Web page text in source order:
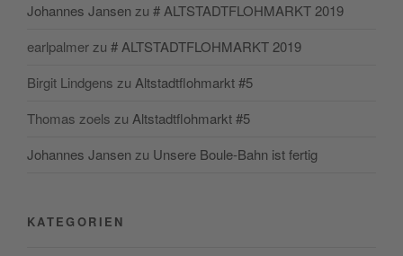
Johannes Jansen zu # ALTSTADTFLOHMARKT 2019
earlpalmerzu # ALTSTADTFLOHMARKT 2019
Birgit Lindgens zu Altstadtflohmarkt #5
Thomas zoels zu Altstadtflohmarkt #5
Johannes Jansen zu Unsere Boule-Bahn ist fertig
KATEGORIEN